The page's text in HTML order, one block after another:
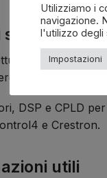
pensata per
l’amplificatore
DSP e CPLD
e Crestron.
utili
Utilizziamo i
navigazione.
l'utilizzo degli
Impostazioni